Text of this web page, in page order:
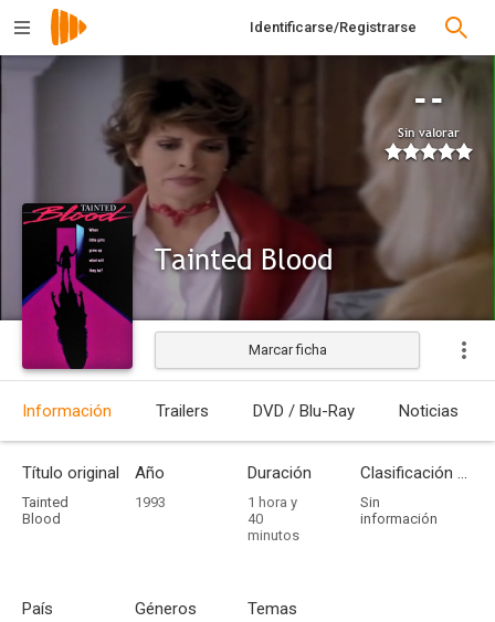
Identificarse/Registrarse
--
Sin valorar
Tainted Blood
Estrenada
Marcar ficha
Información Trailers DVD / Blu-Ray Noticias
Título original
Tainted
Blood
Año
1993
Duración
1 hora y
40
minutos
Clasificación por edades
Sin
información
País Géneros Temas